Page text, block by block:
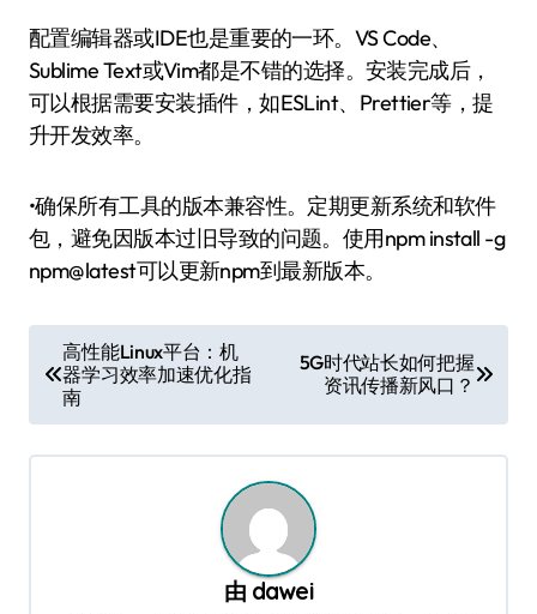
配置编辑器或IDE也是重要的一环。VS Code、
Sublime Text或Vim都是不错的选择。安装完成后，
可以根据需要安装插件，如ESLint、Prettier等，提
升开发效率。
•确保所有工具的版本兼容性。定期更新系统和软件
包，避免因版本过旧导致的问题。使用npm install -g
npm@latest可以更新npm到最新版本。
章
导
航
高性能Linux平台：机
器学习效率加速优化指
南
5G时代站长如何把握
资讯传播新风口？
由 dawei